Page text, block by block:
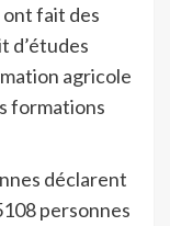
ont fait des
d’études
agricole
formations
déclarent
personnes